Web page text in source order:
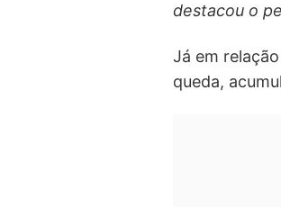
destacou o
Já em
queda,